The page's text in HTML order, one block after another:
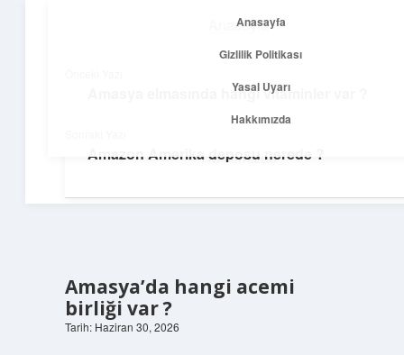
Anasayfa
Yasal Uyarı
Hakkımızda
Temiz Fikir Pınarı
Amasya’da hangi acemi
birliği var ?
Tarih: Haziran 30, 2026
Amasya elmasında hangi vitaminler var ?
Amazon Amerika deposu nerede ?
Anasayfa
Gizlilik Politikası
Yasal Uyarı
Hakkımızda